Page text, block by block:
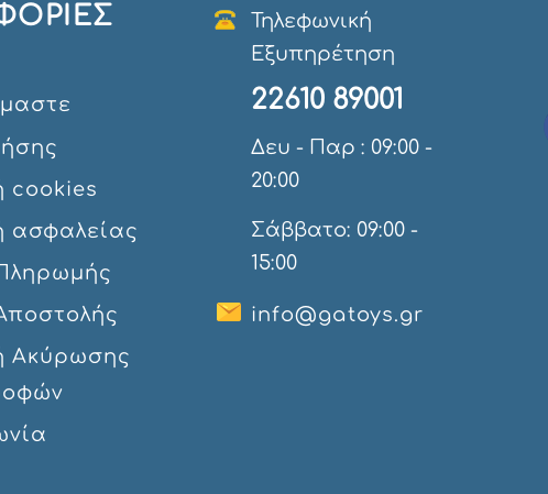
cookies
ασφαλείας
Ακύρωσης
Τηλεφωνική
Εξυπηρέτηση
22610 89001
Δευ - Παρ : 09:00 -
20:00
Σάββατο: 09:00 -
15:00
info@gatoys.gr